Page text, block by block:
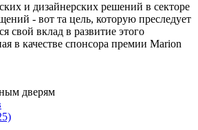
и дизайнерских решений в секторе
- вот та цель, которую преследует
свой вклад в развитие этого
в качестве спонсора премии Marion
дверям